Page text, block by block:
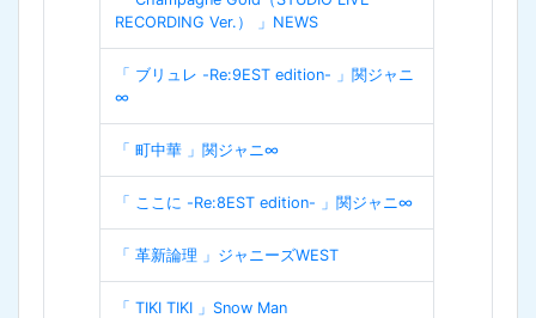
RECORDING Ver.） 」NEWS
「 ブリュレ -Re:9EST edition- 」関ジャニ
∞
「 町中華 」関ジャニ∞
「 ここに -Re:8EST edition- 」関ジャニ∞
「 革新論理 」ジャニーズWEST
「 TIKI TIKI 」Snow Man